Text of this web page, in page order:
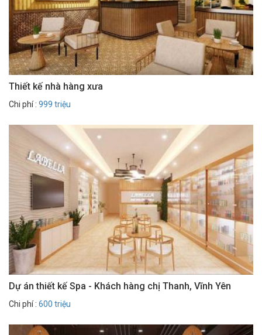
Thiết kế nhà hàng xưa
Chi phí : 999 triệu
Dự án thiết kế Spa - Khách hàng chị Thanh, Vĩnh Yên
Chi phí : 600 triệu